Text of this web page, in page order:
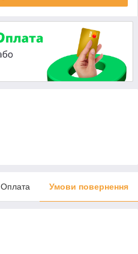
Оплата Умови повернення